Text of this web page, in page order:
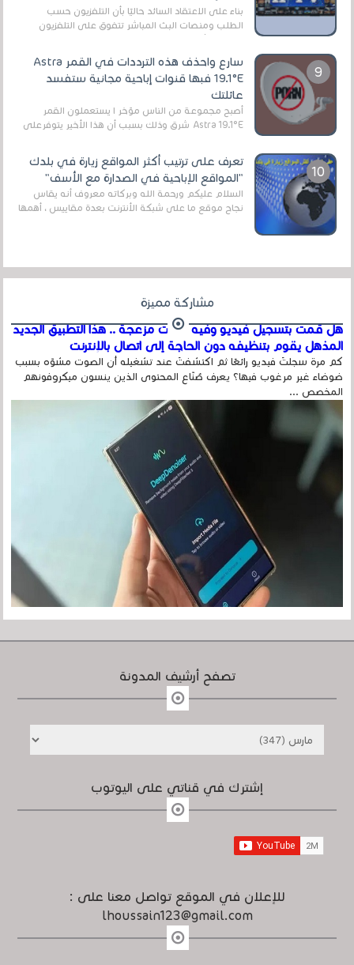
بناءً على الاعتقاد السائد حاليًا بأن التلفزيون حسب
الطلب ومنصات البث المباشر تتفوق على التلفزيون
الرقمي الأرضي التقليدي، يُعدّ IPTV-org خيار...
سارع واحذف هذه الترددات في القمر Astra
19.1°E فبها قنوات إباحية مجانية ستفسد
عائلتك
أصبح مجموعة من الناس مؤخر ا يستعملون القمر
Astra 19.1°E شرق وذلك بسبب أن هذا الأخير يتوفرعلى
تعرف على ترتيب أكثر المواقع زيارة في بلدك
"المواقع الإباحية في الصدارة مع الأسف"
السلام عليكم ورحمة الله وبركاته معروف أنه يقاس
نجاح موقع ما على شبكة الأنترنت بعدة مقاييس ، أهمها
مشاركة مميزة
هل قمت بتسجيل فيديو وفيه أصوت مزعجة .. هذا التطبيق الجديد
المذهل يقوم بتنظيفه دون الحاجة إلى اتصال بالإنترنت
كم مرة سجلتَ فيديو رائعًا ثم اكتشفتَ عند تشغيله أن الصوت مشوّه بسبب
ضوضاء غير مرغوب فيها؟ يعرف صُنّاع المحتوى الذين ينسون ميكروفونهم
المخصص ...
تصفح أرشيف المدونة
إشترك في قناتي على اليوتوب
للإعلان في الموقع تواصل معنا على :
lhoussain123@gmail.com